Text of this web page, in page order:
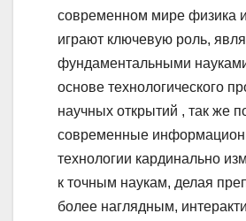
современном мире физика
играют ключевую роль,
фундаментальными
основе технологического
научных открытий , так же
современные
технологии кардинально
к точным наукам, делая
более наглядным,